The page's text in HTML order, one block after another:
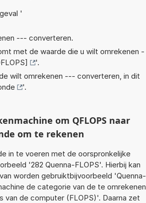
'
--- converteren.
met de waarde die u wilt omrekenen -
'.
wilt omrekenen --- converteren, in dit
'.
om QFLOPS naar
om te rekenen
in te voeren met de oorspronkelijke
'282 Quenna-FLOPS'. Hierbij kan
worden gebruiktbijvoorbeeld 'Quenna-
de categorie van de te omrekenen
de computer (FLOPS)'. Daarna zet